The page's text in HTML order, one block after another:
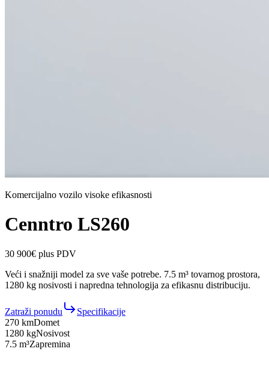
Komercijalno vozilo visoke efikasnosti
Cenntro LS260
30 900€ plus PDV
Veći i snažniji model za sve vaše potrebe. 7.5 m³ tovarnog prostora,
1280 kg nosivosti i napredna tehnologija za efikasnu distribuciju.
Zatraži ponudu
Specifikacije
270 kmDomet
1280 kgNosivost
7.5 m³Zapremina